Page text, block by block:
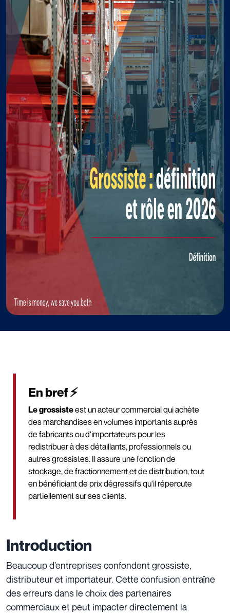
En bref ⚡
Le grossisteest un acteur commercial qui achète
des marchandises en volumes importants auprès
de fabricants ou d'importateurs pour les
redistribuer à des détaillants, professionnels ou
autres grossistes. Il assure une fonction de
stockage, de fractionnement et de distribution, tout
en bénéficiant de prix dégressifs qu'il répercute
partiellement sur ses clients.
Introduction
Beaucoup d’entreprises confondent grossiste,
distributeur et importateur. Cette confusion entraîne
des erreurs dans le choix des partenaires
commerciaux et peut impacter directement la